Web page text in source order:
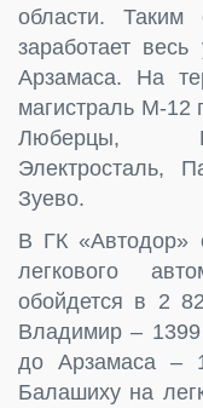
области.
заработает
Арзамаса. На
магистраль М-12
Люберцы,
Электросталь,
Зуево.
В ГК «Автодор»
легкового
обойдется в 2
Владимир –
до Арзамаса –
Балашиху на